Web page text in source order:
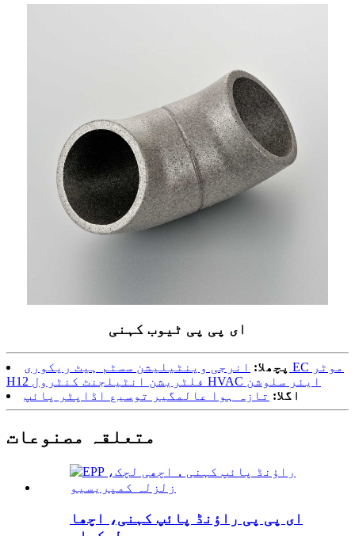
ای پی پی ٹیوب کہنی
پچھلا: انرجی وینٹیلیشن سسٹم ہیٹ ریکوری EC موٹر
H12 فلٹریشن انٹیلجنٹ کنٹرول HVAC ایئر سلوشن
اگلا: تازہ ہوا عالمگیر توسیع اڈاپٹر پائپ
متعلقہ مصنوعات
ای پی پی راؤنڈ پائپ کہنی، اچھا